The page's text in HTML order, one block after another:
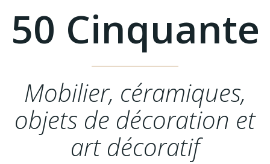
50 Cinquante
Mobilier, céramiques,
objets de décoration et
art décoratif